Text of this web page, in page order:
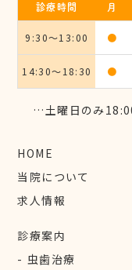
診療時間 月
9:30～13:00 ●
14:30～18:30 ●
…土曜日のみ
HOME
当院について
求人情報
診療案内
虫歯治療